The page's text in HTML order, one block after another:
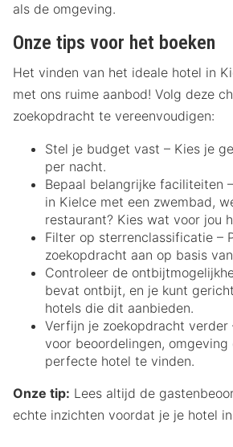
als de omgeving.
Onze tips voor het boeken
Het vinden van het ideale hotel in
met ons ruime aanbod! Volg deze
zoekopdracht te vereenvoudigen:
Stel je budget vast – Kies je
per nacht.
Bepaal belangrijke faciliteiten
in Kielce met een zwembad,
restaurant? Kies wat voor jou
Filter op sterrenclassificatie –
zoekopdracht aan op basis
Controleer de
bevat ontbijt, en je kunt
hotels die dit aanbieden.
Verfijn je zoekopdracht verder
voor beoordelingen, omgeving
perfecte hotel te vinden.
Onze tip: Lees altijd de
echte inzichten voordat je je hotel